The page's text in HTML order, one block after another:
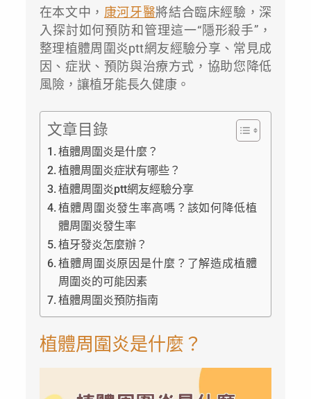
在本文中， 康河牙醫將結合臨床經驗，深
入探討如何預防和管理這一“隱形殺手”，
整理植體周圍炎ptt網友經驗分享、常見成
因、症狀、預防與治療方式，協助您降低
風險，讓植牙能長久健康。
文章目錄
植體周圍炎是什麼？
植體周圍炎症狀有哪些？
植體周圍炎ptt網友經驗分享
植體周圍炎發生率高嗎？該如何降低植
體周圍炎發生率
植牙發炎怎麼辦？
植體周圍炎原因是什麼？了解造成植體
周圍炎的可能因素
植體周圍炎預防指南
植體周圍炎是什麼？